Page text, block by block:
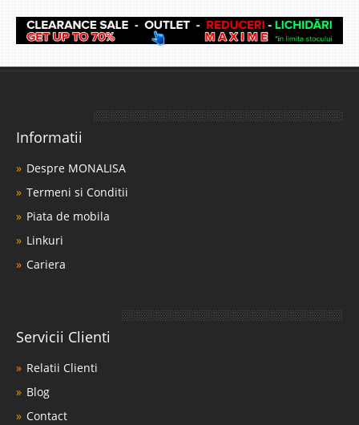
Informatii
Despre MONALISA
Termeni si Conditii
Piata de mobila
Linkuri
Cariera
Servicii Clienti
Relatii Clienti
Blog
Contact